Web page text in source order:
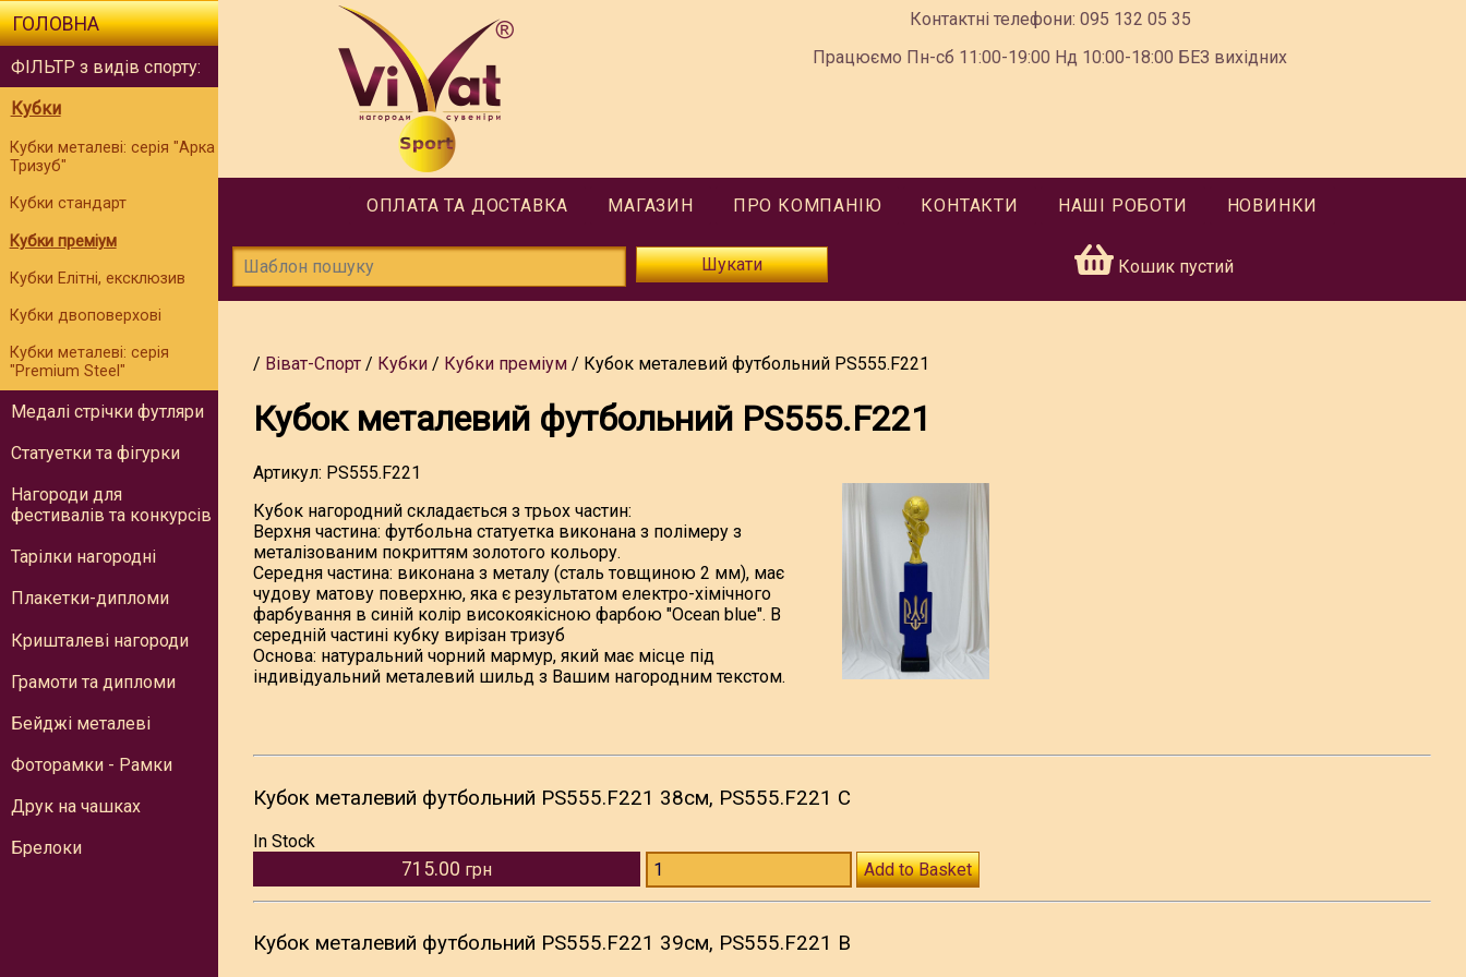
Контактні телефони: 095 132 05 35
Працюємо Пн-сб 11:00-19:00 Нд 10:00-18:00 БЕЗ вихідних
ОПЛАТА ТА ДОСТАВКА МАГАЗИН ПРО КОМПАНІЮ КОНТАКТИ НАШІ РОБОТИ НОВИНКИ
Шукати Кошик пустий
ГОЛОВНА
ФІЛЬТР з видів спорту:
Кубки
Кубки металеві: серія "Арка
Тризуб"
Кубки стандарт
Кубки преміум
Кубки Елітні, ексклюзив
Кубки двоповерхові
Кубки металеві: серія
"Premium Steel"
Медалі стрічки футляри
Статуетки та фігурки
Нагороди для
фестивалів та конкурсів
Тарілки нагородні
Плакетки-дипломи
Кришталеві нагороди
Грамоти та дипломи
Бейджі металеві
Фоторамки - Рамки
Друк на чашках
Брелоки
Віват-Спорт Кубки Кубки преміум Кубок металевий футбольний PS555.F221
Кубок металевий футбольний PS555.F221
Артикул: PS555.F221
Кубок нагородний складається з трьох частин:
Верхня частина: футбольна статуетка виконана з полімеру з
металізованим покриттям золотого кольору.
Середня частина: виконана з металу (сталь товщиною 2 мм), має
чудову матову поверхню, яка є результатом електро-хімічного
фарбування в синій колір високоякісною фарбою "Ocean blue". В
середній частині кубку вирізан тризуб
Основа: натуральний чорний мармур, який має місце під
індивідуальний металевий шильд з Вашим нагородним текстом.
Кубок металевий футбольний PS555.F221 38см, PS555.F221 C
In Stock
715.00 грн Add to Basket
Кубок металевий футбольний PS555.F221 39см, PS555.F221 B